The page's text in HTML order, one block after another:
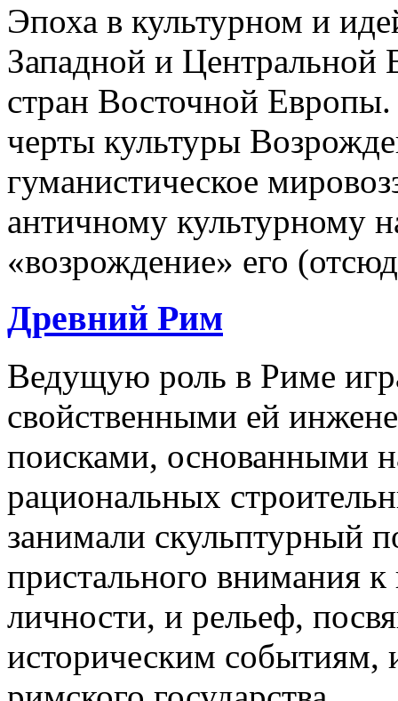
Эпоха в культурном и
Западной и Центральной
стран Восточной
черты культуры
гуманистическое
античному культурному
«возрождение» его
Древний Рим
Ведущую роль в Риме
свойственными ей
поисками, основанными
рациональных
занимали скульптурный
пристального внимания
личности, и рельеф,
историческим